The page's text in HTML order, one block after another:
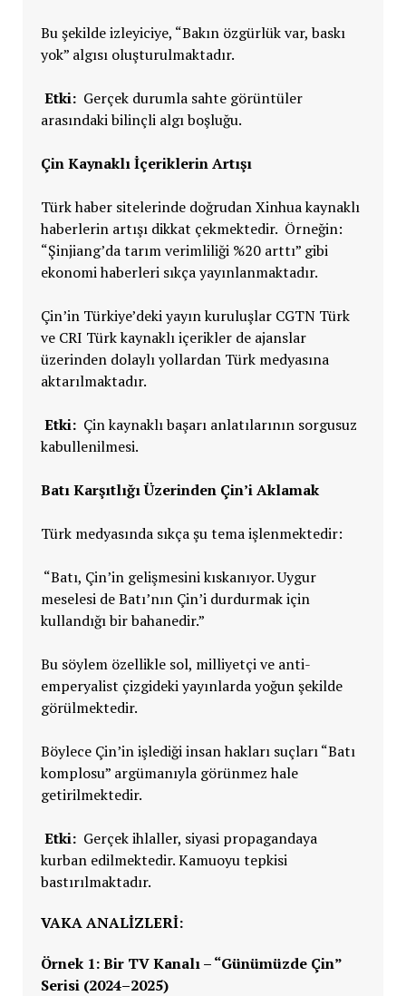
Bu şekilde izleyiciye, “Bakın özgürlük var, baskı
yok” algısı oluşturulmaktadır.
Etki: Gerçek durumla sahte görüntüler
arasındaki bilinçli algı boşluğu.
Çin Kaynaklı İçeriklerin Artışı
Türk haber sitelerinde doğrudan Xinhua kaynaklı
haberlerin artışı dikkat çekmektedir. Örneğin:
“Şinjiang’da tarım verimliliği %20 arttı” gibi
ekonomi haberleri sıkça yayınlanmaktadır.
Çin’in Türkiye’deki yayın kuruluşlar CGTN Türk
ve CRI Türk kaynaklı içerikler de ajanslar
üzerinden dolaylı yollardan Türk medyasına
aktarılmaktadır.
Etki:Çin kaynaklı başarı anlatılarının sorgusuz
kabullenilmesi.
Batı Karşıtlığı Üzerinden Çin’i Aklamak
Türk medyasında sıkça şu tema işlenmektedir:
“Batı, Çin’in gelişmesini kıskanıyor. Uygur
meselesi de Batı’nın Çin’i durdurmak için
kullandığı bir bahanedir.”
Bu söylem özellikle sol, milliyetçi ve anti-
emperyalist çizgideki yayınlarda yoğun şekilde
görülmektedir.
Böylece Çin’in işlediği insan hakları suçları “Batı
komplosu” argümanıyla görünmez hale
getirilmektedir.
Etki:Gerçek ihlaller, siyasi propagandaya
kurban edilmektedir. Kamuoyu tepkisi
bastırılmaktadır.
VAKA ANALIZLERI:
Örnek 1: Bir TV Kanalı – “Günümüzde Çin”
Serisi (2024–2025)